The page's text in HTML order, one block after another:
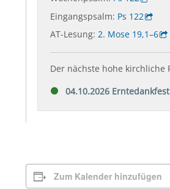
Zum Kalender hinzufügen